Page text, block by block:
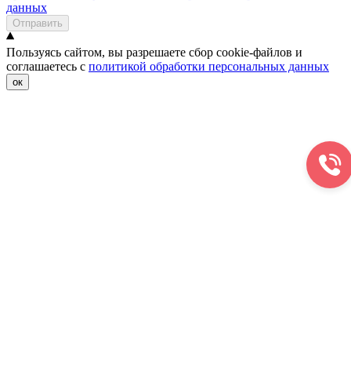
данных
Отправить
Пользуясь сайтом, вы разрешаете сбор cookie-файлов и
соглашаетесь с политикой обработки персональных данных
ок